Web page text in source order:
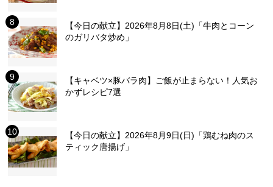
【今日の献立】2026年8月8日(土)「牛肉とコーン
のガリバタ炒め」
【キャベツ×豚バラ肉】ご飯が止まらない！人気お
かずレシピ7選
【今日の献立】2026年8月9日(日)「鶏むね肉のス
ティック唐揚げ」